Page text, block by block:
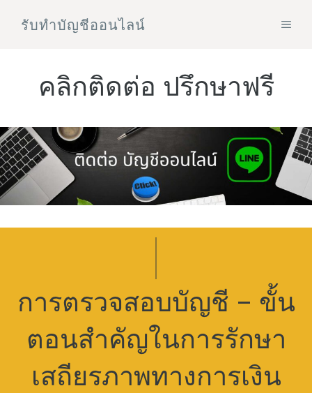
รับทําบัญชีออนไลน์
คลิกติดต่อ ปรึกษาฟรี
การตรวจสอบบัญชี – ขั้น
ตอนสำคัญในการรักษา
เสถียรภาพทางการเงิน